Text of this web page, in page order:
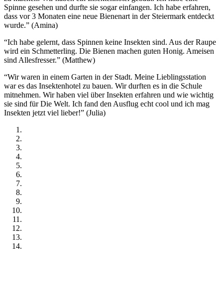
Spinne gesehen und durfte sie sogar einfangen. Ich habe erfahren,
dass vor 3 Monaten eine neue Bienenart in der Steiermark entdeckt
wurde.” (Amina)
“Ich habe gelernt, dass Spinnen keine Insekten sind. Aus der Raupe
wird ein Schmetterling. Die Bienen machen guten Honig. Ameisen
sind Allesfresser.” (Matthew)
“Wir waren in einem Garten in der Stadt. Meine Lieblingsstation
war es das Insektenhotel zu bauen. Wir durften es in die Schule
mitnehmen. Wir haben viel über Insekten erfahren und wie wichtig
sie sind für Die Welt. Ich fand den Ausflug echt cool und ich mag
Insekten jetzt viel lieber!” (Julia)